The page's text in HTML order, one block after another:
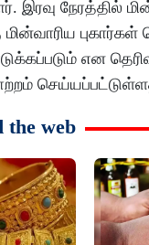
இரவு நேரத்தில்
மின்வாரிய
என
the web